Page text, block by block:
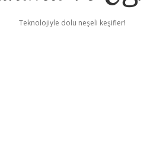
Teknolojiyle dolu neşeli keşifler!